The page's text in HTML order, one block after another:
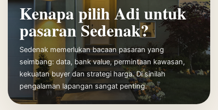
Kenapa pilih Adi untuk
pasaran Sedenak?
Sedenak memerlukan bacaan pasaran yang
seimbang: data, bank value, permintaan kawasan,
kekuatan buyer dan strategi harga. Di sinilah
pengalaman lapangan sangat penting.